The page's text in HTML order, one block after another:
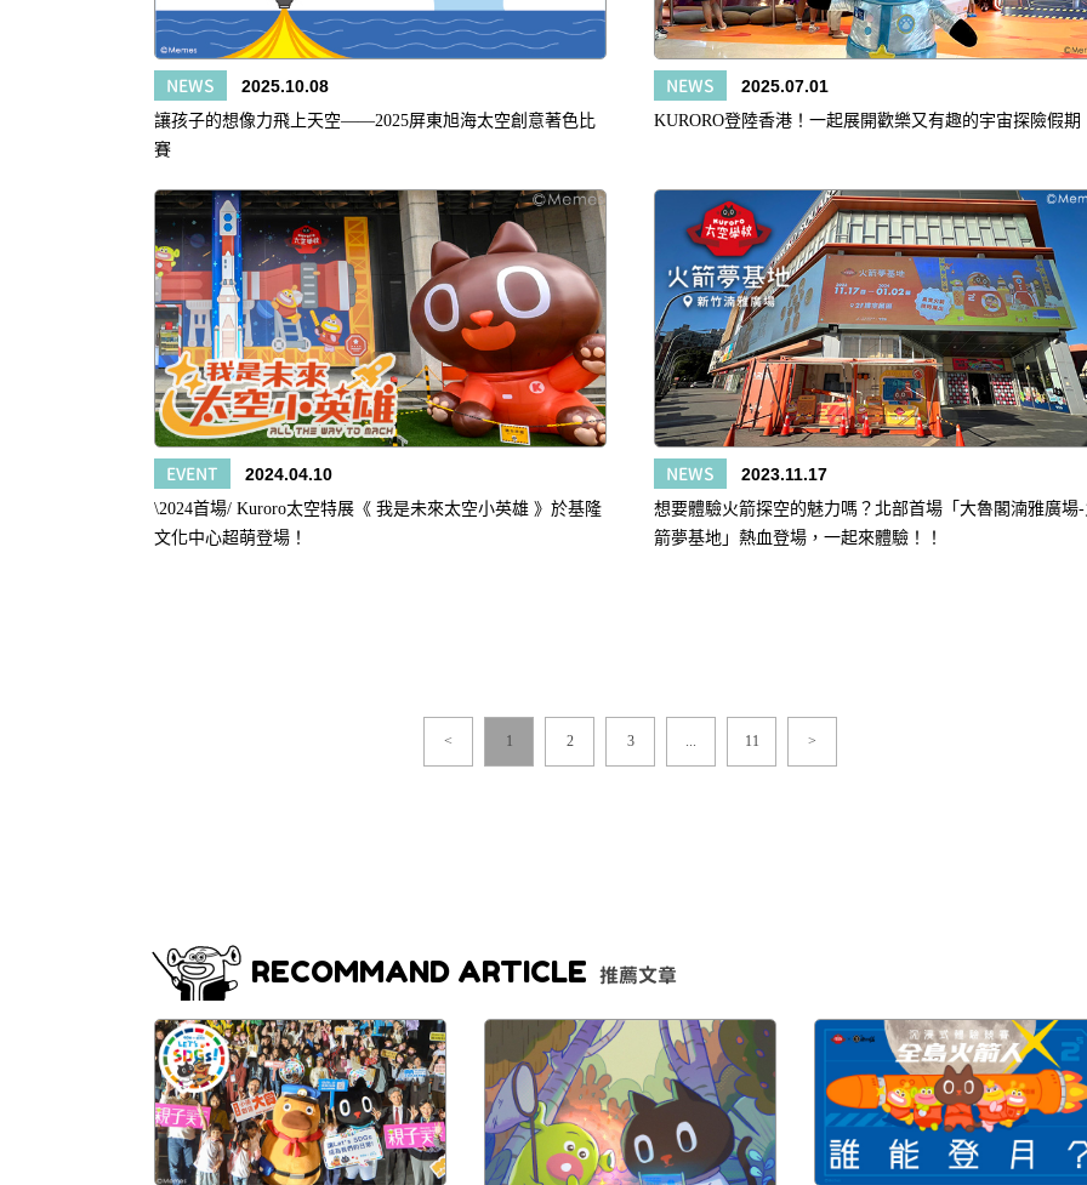
NEWS 2025.10.08
讓孩子的想像力飛上天空——2025屏東旭海太空創意著色比
賽
NEWS 2025.07.01
KURORO登陸香港！一起展開歡樂又有趣的宇宙探險假期
EVENT 2024.04.10
\2024首場/ Kuroro太空特展《 我是未來太空小英雄 》於基隆
文化中心超萌登場！
NEWS 2023.11.17
想要體驗火箭探空的魅力嗎？北部首場「大魯閣湳雅廣場
箭夢基地」熱血登場，一起來體驗！！
< 1 2 3 11 >
RECOMMAND ARTICLE 推薦文章